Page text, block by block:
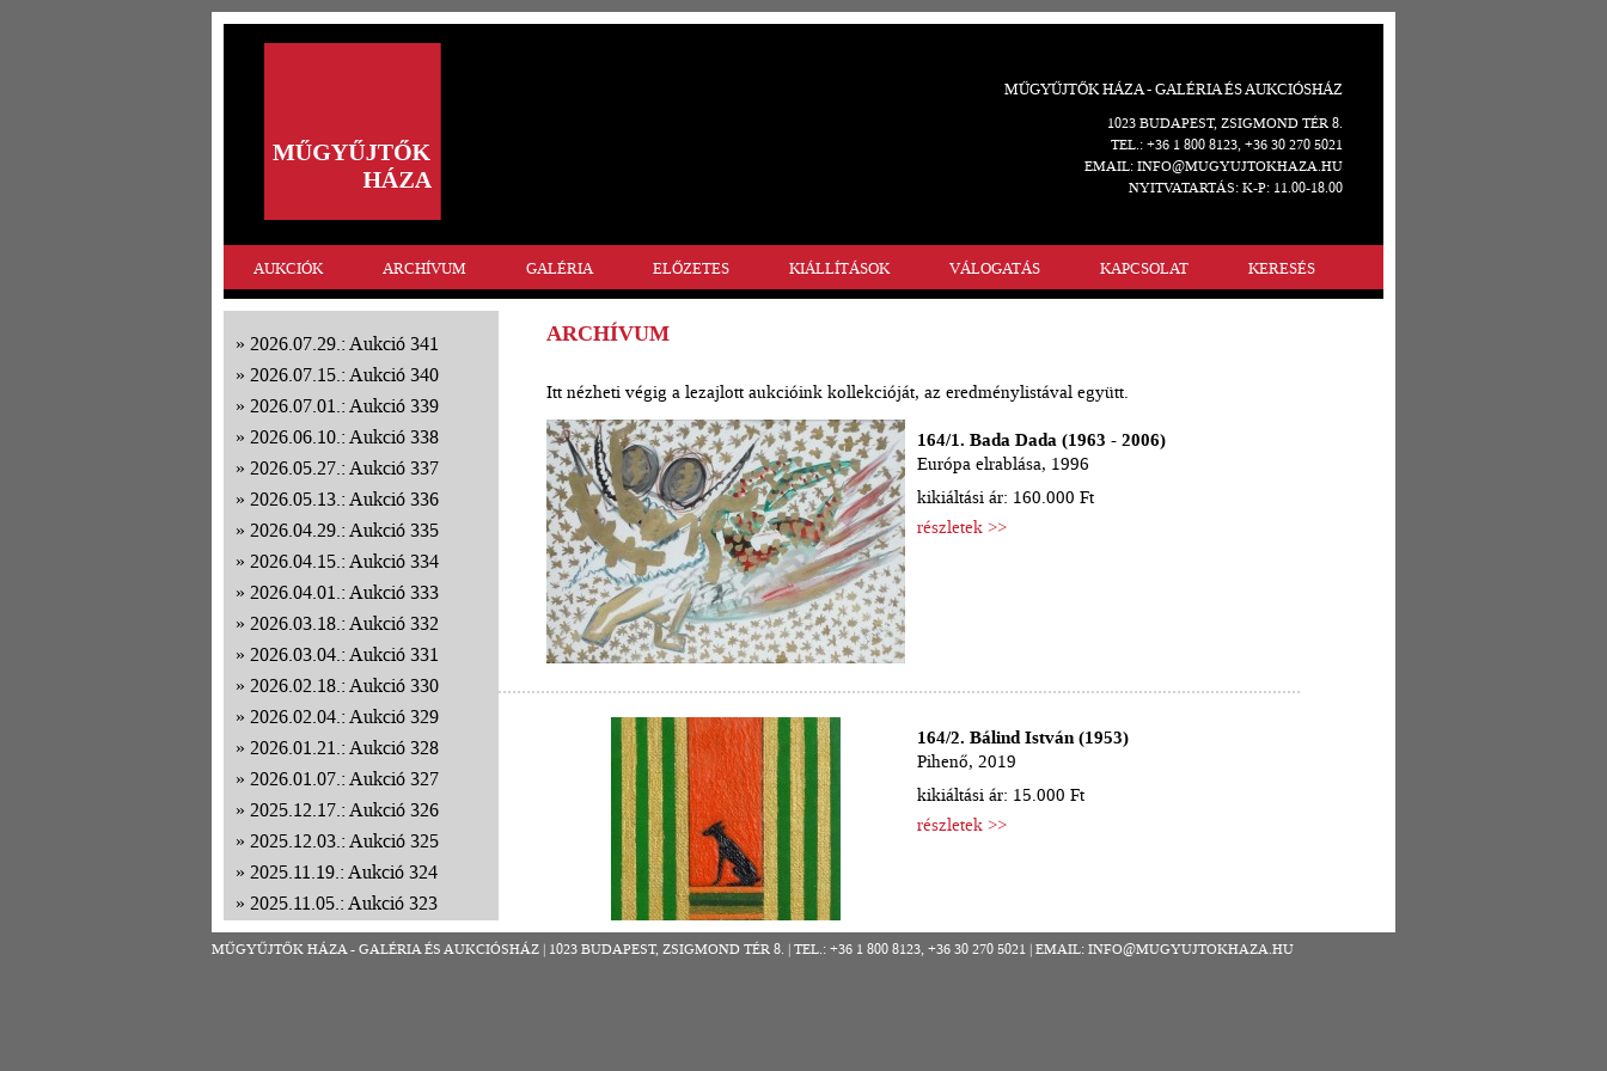
MŰGYŰJTŐK HÁZA - GALÉRIA ÉS AUKCIÓSHÁZ
1023 BUDAPEST, ZSIGMOND TÉR 8.
TEL.: +36 1 800 8123, +36 30 270 5021
EMAIL: INFO@MUGYUJTOKHAZA.HU
NYITVATARTÁS: K-P: 11.00-18.00
AUKCIÓK ARCHÍVUM GALÉRIA ELŐZETES KIÁLLÍTÁSOK VÁLOGATÁS KAPCSOLAT KERESÉS
2026.07.29.: Aukció 341
2026.07.15.: Aukció 340
2026.07.01.: Aukció 339
2026.06.10.: Aukció 338
2026.05.27.: Aukció 337
2026.05.13.: Aukció 336
2026.04.29.: Aukció 335
2026.04.15.: Aukció 334
2026.04.01.: Aukció 333
2026.03.18.: Aukció 332
2026.03.04.: Aukció 331
2026.02.18.: Aukció 330
2026.02.04.: Aukció 329
2026.01.21.: Aukció 328
2026.01.07.: Aukció 327
2025.12.17.: Aukció 326
2025.12.03.: Aukció 325
2025.11.19.: Aukció 324
2025.11.05.: Aukció 323
2025.10.22.: Aukció 322
ARCHÍVUM
Itt nézheti végig a lezajlott aukcióink kollekcióját, az eredménylistával együtt.
164/1. Bada Dada (1963 - 2006)
Európa elrablása, 1996
kikiáltási ár: 160.000 Ft
részletek >>
164/2. Bálind István (1953)
Pihenő, 2019
kikiáltási ár: 15.000 Ft
részletek >>
MŰGYŰJTŐK HÁZA - GALÉRIA ÉS AUKCIÓSHÁZ | 1023 BUDAPEST, ZSIGMOND TÉR 8. | TEL.: +36 1 800 8123, +36 30 270 5021 | EMAIL: INFO@MUGYUJTOKHAZA.HU